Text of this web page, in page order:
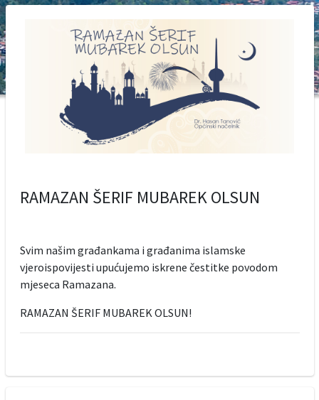
RAMAZAN ŠERIF MUBAREK OLSUN
Svim našim građankama i građanima islamske
vjeroispovijesti upućujemo iskrene čestitke povodom
mjeseca Ramazana.
RAMAZAN ŠERIF MUBAREK OLSUN!